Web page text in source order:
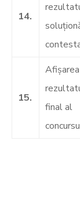
14.
15.
Afişarea
final al